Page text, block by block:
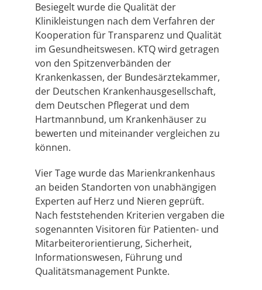
Besiegelt wurde die Qualität der
Klinikleistungen nach dem Verfahren der
Kooperation für Transparenz und Qualität
im Gesundheitswesen. KTQ wird getragen
von den Spitzenverbänden der
Krankenkassen, der Bundesärztekammer,
der Deutschen Krankenhausgesellschaft,
dem Deutschen Pflegerat und dem
Hartmannbund, um Krankenhäuser zu
bewerten und miteinander vergleichen zu
können.
Vier Tage wurde das Marienkrankenhaus
an beiden Standorten von unabhängigen
Experten auf Herz und Nieren geprüft.
Nach feststehenden Kriterien vergaben die
sogenannten Visitoren für Patienten- und
Mitarbeiterorientierung, Sicherheit,
Informationswesen, Führung und
Qualitätsmanagement Punkte.